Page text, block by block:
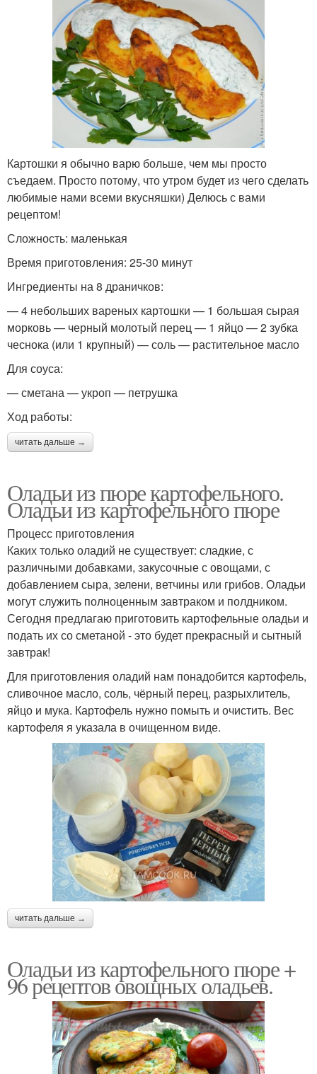
Картошки я обычно варю больше, чем мы просто
съедаем. Просто потому, что утром будет из чего сделать
любимые нами всеми вкусняшки) Делюсь с вами
рецептом!
Сложность: маленькая
Время приготовления: 25-30 минут
Ингредиенты на 8 драничков:
— 4 небольших вареных картошки — 1 большая сырая
морковь — черный молотый перец — 1 яйцо — 2 зубка
чеснока (или 1 крупный) — соль — растительное масло
Для соуса:
— сметана — укроп — петрушка
Ход работы:
читать дальше →
Оладьи из пюре картофельного.
Оладьи из картофельного пюре
Процесс приготовления
Каких только оладий не существует: сладкие, с
различными добавками, закусочные с овощами, с
добавлением сыра, зелени, ветчины или грибов. Оладьи
могут служить полноценным завтраком и полдником.
Сегодня предлагаю приготовить картофельные оладьи и
подать их со сметаной - это будет прекрасный и сытный
завтрак!
Для приготовления оладий нам понадобится картофель,
сливочное масло, соль, чёрный перец, разрыхлитель,
яйцо и мука. Картофель нужно помыть и очистить. Вес
картофеля я указала в очищенном виде.
читать дальше →
Оладьи из картофельного пюре +
96 рецептов овощных оладьев.